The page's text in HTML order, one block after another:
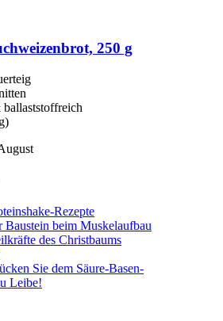
250 g
Rezepte
Baustein beim Muskelaufbau
des Christbaums
Sie dem Säure-Basen-
Leibe!